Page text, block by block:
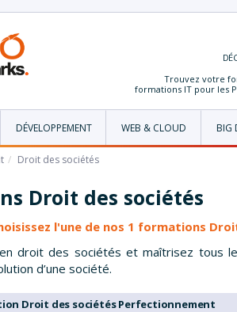
Trouvez votre
formations IT pour les
DÉVELOPPEMENT WEB & CLOUD BIG
Droit des sociétés
Droit des sociétés
l'une de nos 1 formations
droit des sociétés et maîtrisez tous
d’une société.
Droit des sociétés Perfectionnement